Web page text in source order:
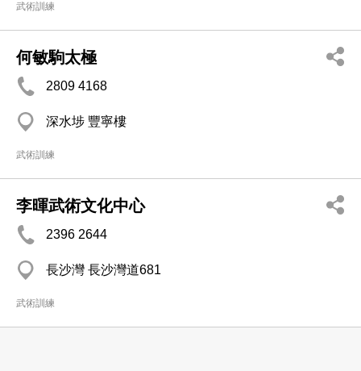
武術訓練
何敏駒太極
2809 4168
深水埗 豐寧樓
武術訓練
李暉武術文化中心
2396 2644
長沙灣 長沙灣道681
武術訓練